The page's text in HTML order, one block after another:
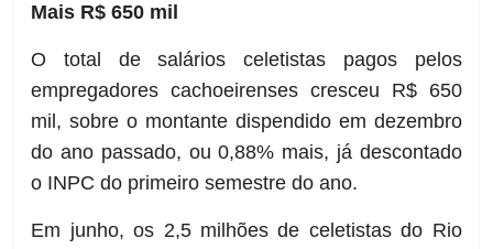
Mais R$ 650 mil
O total de salários celetistas pagos pelos
empregadores cachoeirenses cresceu R$ 650
mil, sobre o montante dispendido em dezembro
do ano passado, ou 0,88% mais, já descontado
o INPC do primeiro semestre do ano.
Em junho, os 2,5 milhões de celetistas do Rio